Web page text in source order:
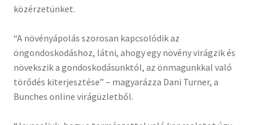
közérzetünket.
“A növényápolás szorosan kapcsolódik az
öngondoskodáshoz, látni, ahogy egy növény virágzik és
növekszik a gondoskodásunktól, az önmagunkkal való
törődés kiterjesztése” – magyarázza Dani Turner, a
Bunches online virágüzletből.